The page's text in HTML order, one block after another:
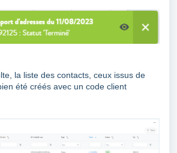
la liste des contacts, ceux issus de
été créés avec un code client